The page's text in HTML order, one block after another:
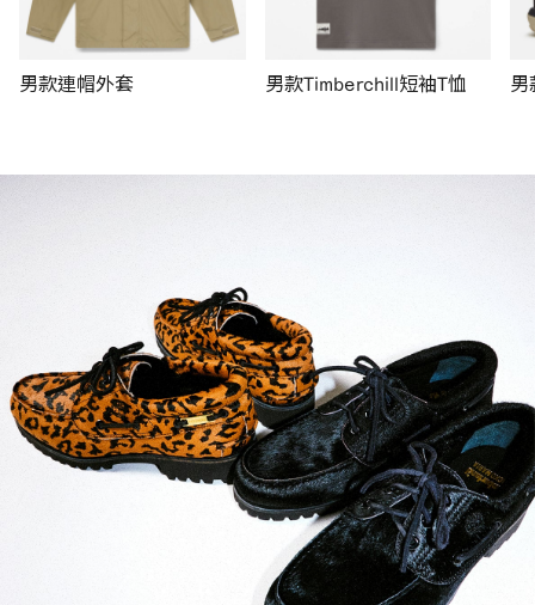
男款連帽外套 男款Timberchill短袖T恤 男